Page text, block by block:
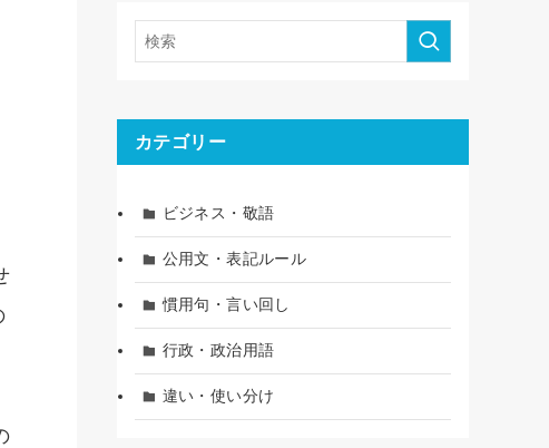
カテゴリー
ビジネス・敬語
公用文・表記ルール
慣用句・言い回し
行政・政治用語
違い・使い分け